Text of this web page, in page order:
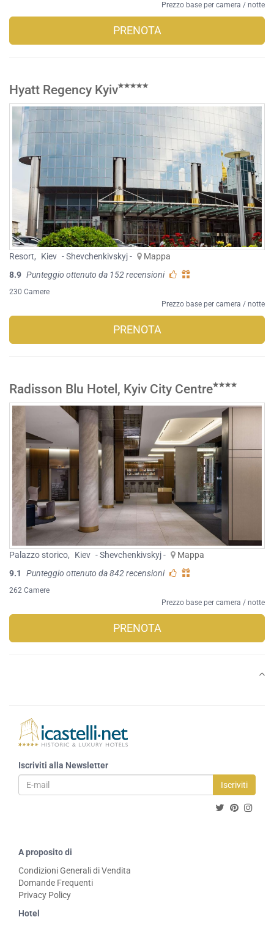
Prezzo base per camera / notte
PRENOTA
Hyatt Regency Kyiv
Resort, Kiev - Shevchenkivskyj -
Mappa
8.9 Punteggio ottenuto da 152 recensioni
230 Camere
Prezzo base per camera / notte
PRENOTA
Radisson Blu Hotel, Kyiv City Centre
Palazzo storico, Kiev - Shevchenkivskyj -
Mappa
9.1
Punteggio ottenuto da 842 recensioni
262 Camere
Prezzo base per camera / notte
PRENOTA
Iscriviti alla Newsletter
Iscriviti
A proposito di
Condizioni Generali di Vendita
Domande Frequenti
Privacy Policy
Hotel